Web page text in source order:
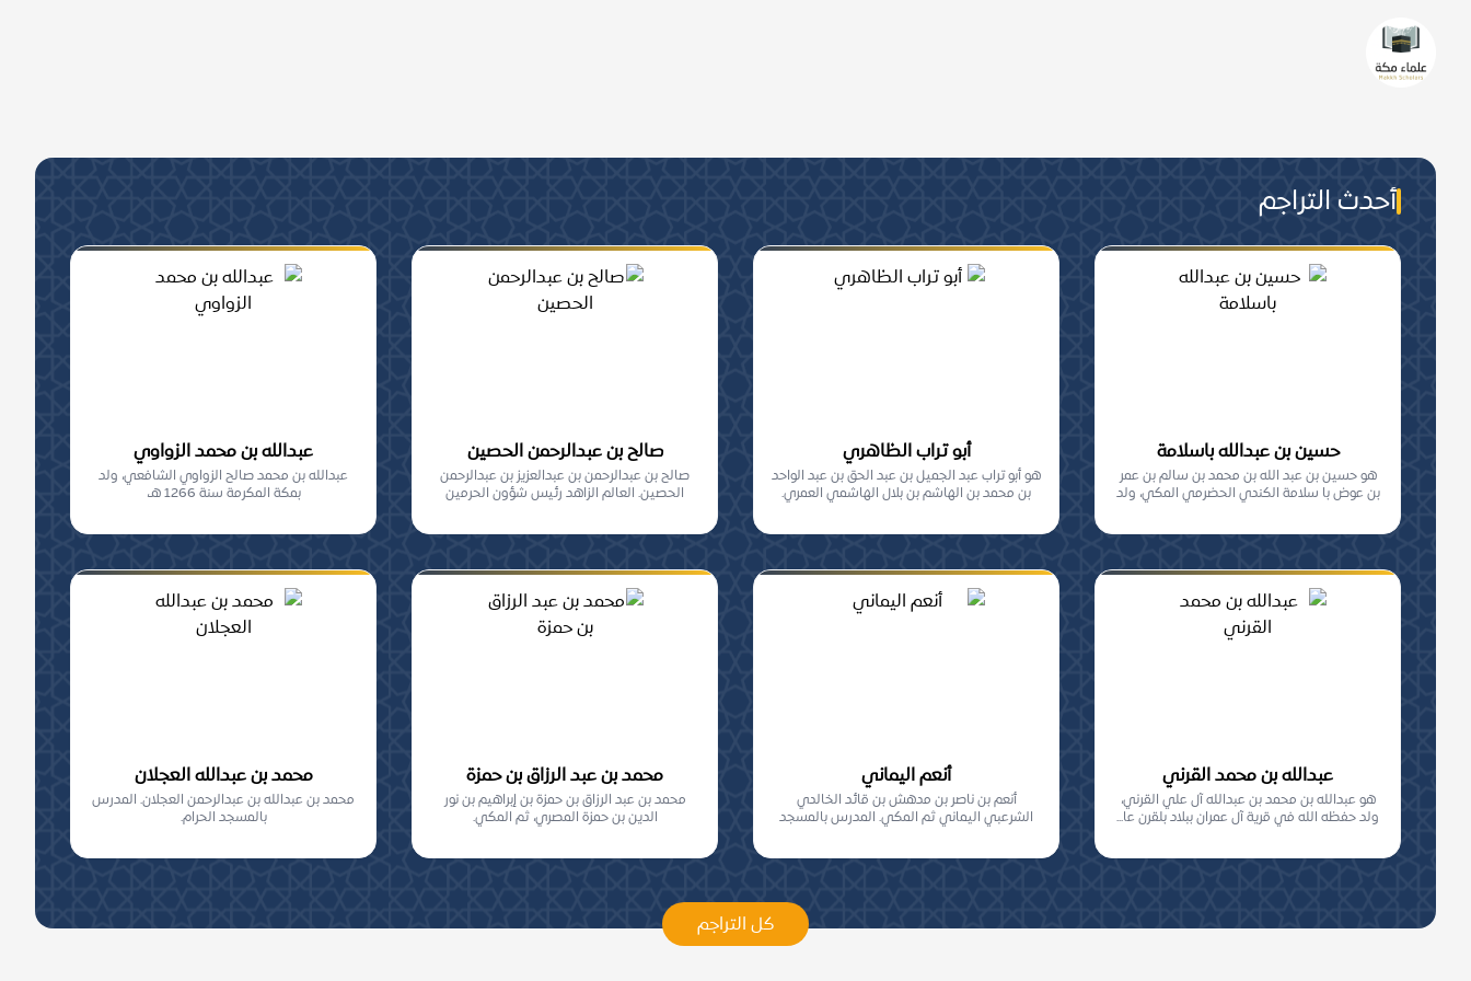
والجماعة, من أهلِ مكة المعاصرين.
أحدث التراجم
حسين بن عبدالله باسلامة
هو حسين بن عبد الله بن محمد بن سالم بن عمر
بن عوض با سلامة الكندي الحضرمي المكي، ولد
أبو تراب الظاهري
هو أبو تراب عبد الجميل بن عبد الحق بن عبد الواحد
بن محمد بن الهاشم بن بلال الهاشمي العمري.
صالح بن عبدالرحمن الحصين
صالح بن عبدالرحمن بن عبدالعزيز بن عبدالرحمن
الحصين. العالم الزاهد رئيس شؤون الحرمين
عبدالله بن محمد الزواوي
عبدالله بن محمد صالح الزواوي الشافعي، ولد
بمكة المكرمة سنة 1266 هـ،
عبدالله بن محمد القرني
هو عبدالله بن محمد بن عبدالله آل علي القرني،
ولد حفظه الله في قرية آل عمران ببلاد بلقرن عا...
أنعم اليماني
أنعم بن ناصر بن مدهش بن قائد الخالدي
الشرعبي اليماني ثم المكي. المدرس بالمسجد
محمد بن عبد الرزاق بن حمزة
محمد بن عبد الرزاق بن حمزة بن إبراهيم بن نور
الدين بن حمزة المصري، ثم المكي.
محمد بن عبدالله العجلان
محمد بن عبدالله بن عبدالرحمن العجلان. المدرس
بالمسجد الحرام.
كل التراجم